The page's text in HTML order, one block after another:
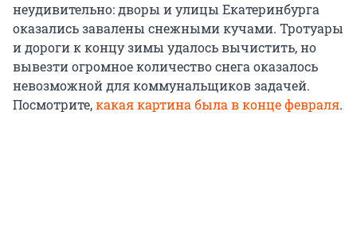
неудивительно: дворы и улицы Екатеринбурга
оказались завалены снежными кучами. Тротуары
и дороги к концу зимы удалось вычистить, но
вывезти огромное количество снега оказалось
невозможной для коммунальщиков задачей.
Посмотрите,какая картина была в конце февраля.